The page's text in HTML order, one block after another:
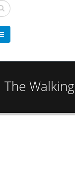
The Walking